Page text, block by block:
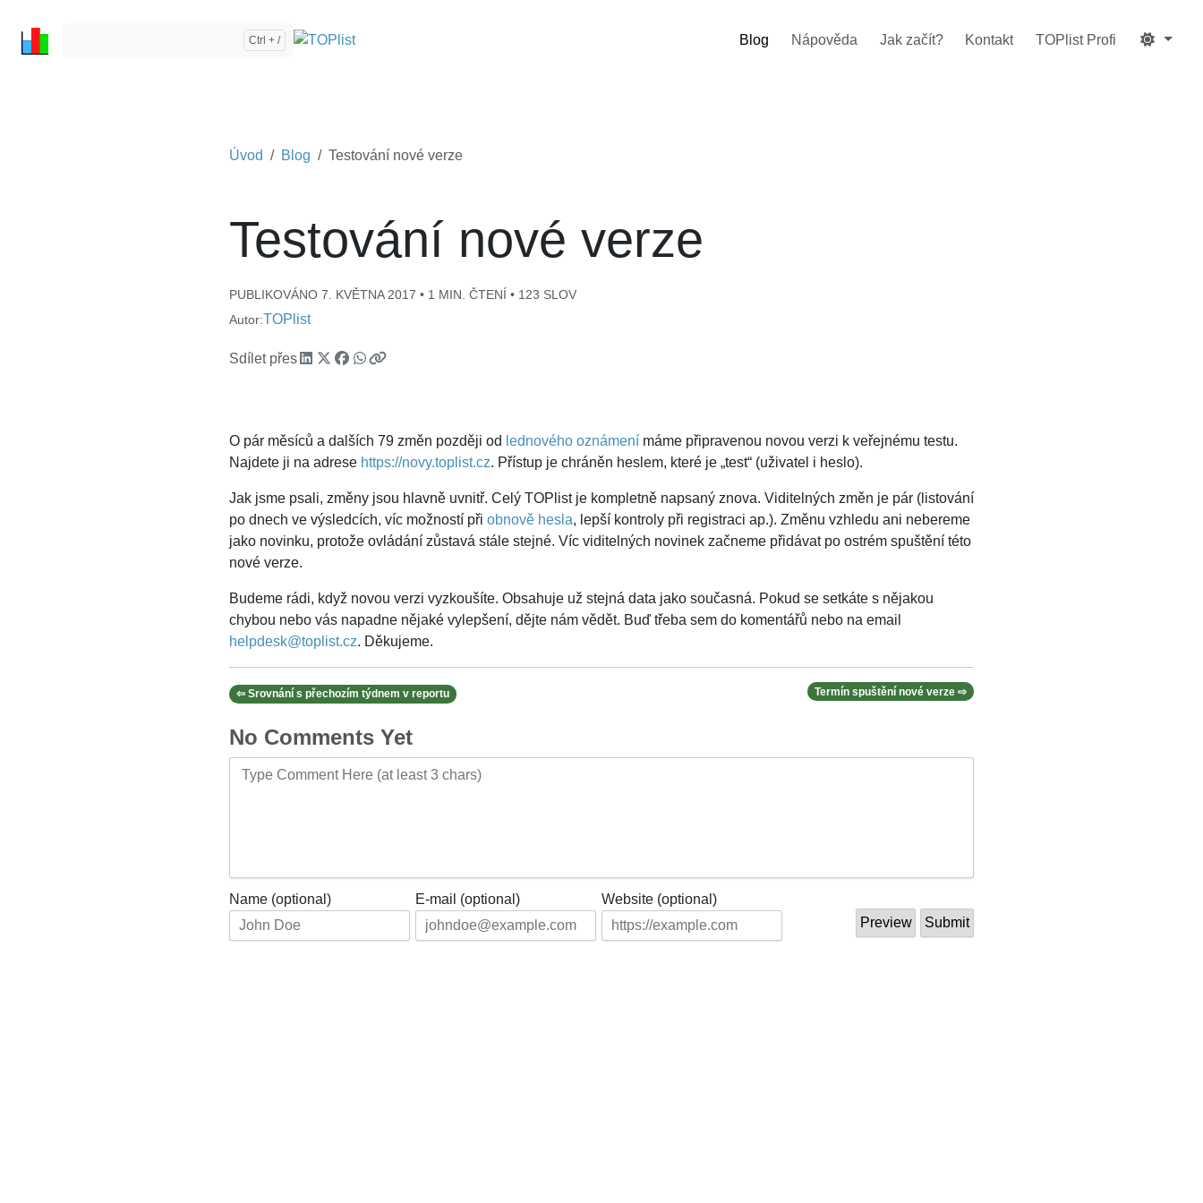
Blog Nápověda Jak začít? Kontakt TOPlist Profi
Úvod Blog Testování nové verze
Testování nové verze
PUBLIKOVÁNO 7. KVĚTNA 2017 • 1 MIN. ČTENÍ • 123 SLOV
Autor:TOPlist
Sdílet přes
O pár měsíců a dalších 79 změn později od lednového oznámení máme připravenou novou verzi k veřejnému testu.
Najdete ji na adrese https://novy.toplist.cz. Přístup je chráněn heslem, které je „test“ (uživatel i heslo).
Jak jsme psali, změny jsou hlavně uvnitř. Celý TOPlist je kompletně napsaný znova. Viditelných změn je pár (listování
po dnech ve výsledcích, víc možností při obnově hesla, lepší kontroly při registraci ap.). Změnu vzhledu ani nebereme
jako novinku, protože ovládání zůstavá stále stejné. Víc viditelných novinek začneme přidávat po ostrém spuštění této
nové verze.
Budeme rádi, když novou verzi vyzkoušíte. Obsahuje už stejná data jako současná. Pokud se setkáte s nějakou
chybou nebo vás napadne nějaké vylepšení, dějte nám vědět. Buď třeba sem do komentářů nebo na email
helpdesk@toplist.cz. Děkujeme.
⇦ Srovnání s přechozím týdnem v reportu Termín spuštění nové verze ⇨
No Comments Yet
Name (optional) E-mail (optional) Website (optional)